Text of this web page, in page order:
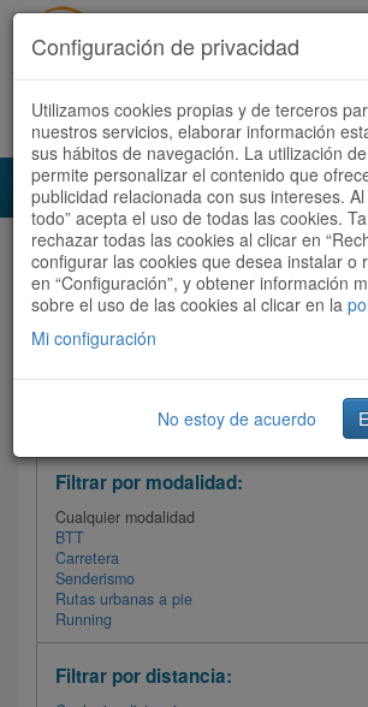
Acceder Registrate ahora
Audioruta Todas las rutas
Todas las rutas Ordenar
Filtrar las rutas
Filtrar por modalidad:
Cualquier modalidad
BTT
Carretera
Senderismo
Rutas urbanas a pie
Running
Filtrar por distancia:
Configuración de privacidad
Utilizamos cookies propias y de terceros
nuestros servicios, elaborar información
sus hábitos de navegación. La utilización
permite personalizar el contenido que
publicidad relacionada con sus intereses.
todo” acepta el uso de todas las cookies.
rechazar todas las cookies al clicar en
configurar las cookies que desea instalar o
en “Configuración”, y obtener información
sobre el uso de las cookies al clicar en la
Mi configuración
No estoy de acuerdo